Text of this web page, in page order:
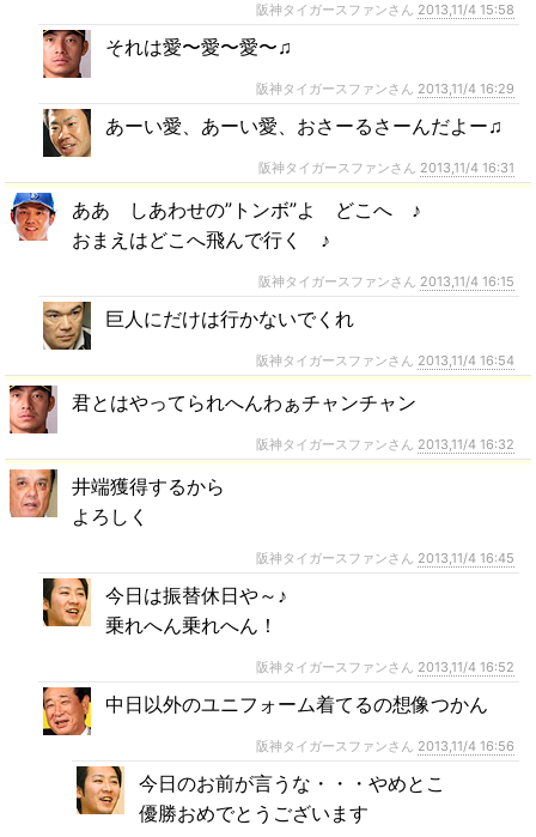
阪神タイガースファンさん 2013,11/4 15:58
それは愛〜愛〜愛〜♫
阪神タイガースファンさん 2013,11/4 16:29
あーい愛、あーい愛、おさーるさーんだよー♫
阪神タイガースファンさん 2013,11/4 16:31
ああ しあわせの”トンボ”よ どこへ ♪
おまえはどこへ飛んで行く ♪
阪神タイガースファンさん 2013,11/4 16:15
巨人にだけは行かないでくれ
阪神タイガースファンさん 2013,11/4 16:54
君とはやってられへんわぁチャンチャン
阪神タイガースファンさん 2013,11/4 16:32
井端獲得するから
よろしく
阪神タイガースファンさん 2013,11/4 16:45
今日は振替休日や～♪
乗れへん乗れへん！
阪神タイガースファンさん 2013,11/4 16:52
中日以外のユニフォーム着てるの想像つかん
阪神タイガースファンさん 2013,11/4 16:56
今日のお前が言うな・・・やめとこ
優勝おめでとうございます